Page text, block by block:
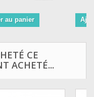
au panier
CE
ACHETÉ...